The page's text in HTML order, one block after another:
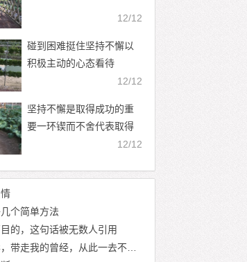
12/12
碰到困难挺住坚持不懈以
积极主动的心态看待
12/12
坚持不懈是取得成功的重
要一环锲而不舍代表取得
12/12
个简单方法
的，这句话被无数人引用
曾经，从此一去不回，留下的，永远都只有梦与现实的交错